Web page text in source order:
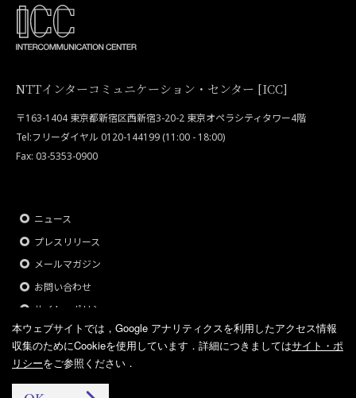
NTTインターコミュニケーション・センター [ICC]
〒163-1404 東京都新宿区西新宿3-20-2 東京オペラシティタワー4階
Tel:フリーダイヤル 0120-144199 (11:00 - 18:00)
Fax: 03-5353-0900
ニュース
プレスリリース
メールマガジン
お問い合わせ
サイト・ポリシー
本ウェブサイトでは，Google アナリティクスを利用したアクセス情報
収集のためにCookieを使用しています． 詳細につきましてはサイト・ポ
リシーをご参照ください．